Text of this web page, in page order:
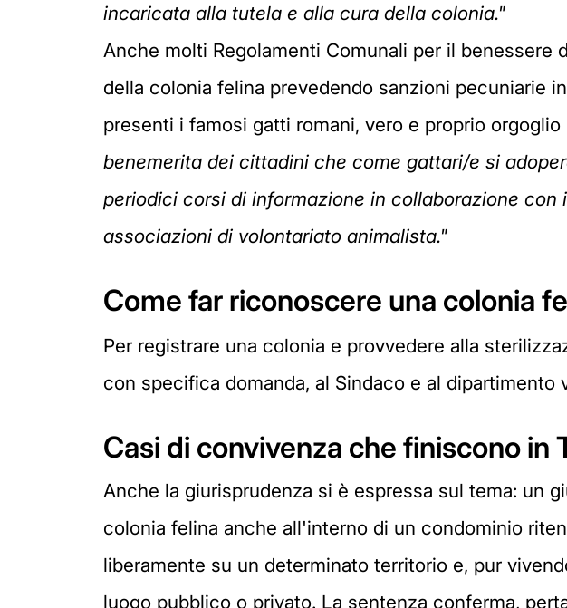
incaricata alla tutela e alla cura della colonia."
Anche molti Regolamenti Comunali per il
della colonia felina prevedendo sanzioni pecuniarie
presenti i famosi gatti romani, vero e proprio orgoglio
benemerita dei cittadini che come gattari/e si
periodici corsi di informazione in collaborazione
associazioni di volontariato animalista."
Come far riconoscere una colonia
Per registrare una colonia e provvedere alla
con specifica domanda, al Sindaco e al dipartimento
Casi di convivenza che finiscono in
Anche la giurisprudenza si è espressa sul tema: un
colonia felina anche all'interno di un condominio
liberamente su un determinato territorio e, pur
luogo pubblico o privato. La sentenza conferma,